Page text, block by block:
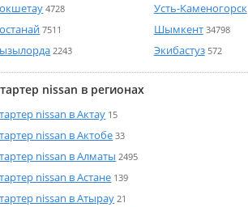
4728
7511
2243
Усть-Каменогорск
Шымкент 34798
Экибастуз 572
nissan в регионах
nissan в Актау 15
nissan в Актобе 33
nissan в Алматы 2495
nissan в Астане 139
nissan в Атырау 21